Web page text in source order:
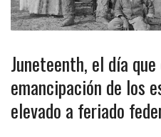
Juneteenth, el día
emancipación de los
elevado a feriado